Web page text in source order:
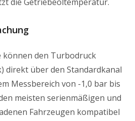
können den Turbodruck
direkt über den Standardkanal
Messbereich von -1,0 bar bis
meisten serienmäßigen und
Fahrzeugen kompatibel